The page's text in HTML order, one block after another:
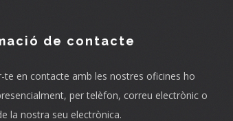
de contacte
te en contacte amb les nostres oficines ho
per telèfon, correu electrònic o
la nostra seu electrònica.